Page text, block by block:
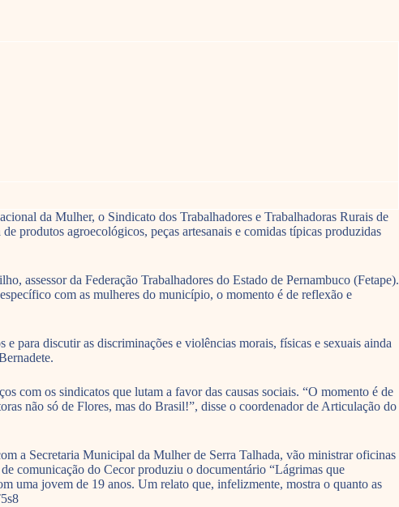
da Mulher, o Sindicato dos Trabalhadores e Trabalhadoras Rurais de
produtos agroecológicos, peças artesanais e comidas típicas produzidas
assessor da Federação Trabalhadores do Estado de Pernambuco (Fetape).
com as mulheres do município, o momento é de reflexão e
para discutir as discriminações e violências morais, físicas e sexuais ainda
com os sindicatos que lutam a favor das causas sociais. “O momento é de
não só de Flores, mas do Brasil!”, disse o coordenador de Articulação do
a Secretaria Municipal da Mulher de Serra Talhada, vão ministrar oficinas
comunicação do Cecor produziu o documentário “Lágrimas que
uma jovem de 19 anos. Um relato que, infelizmente, mostra o quanto as